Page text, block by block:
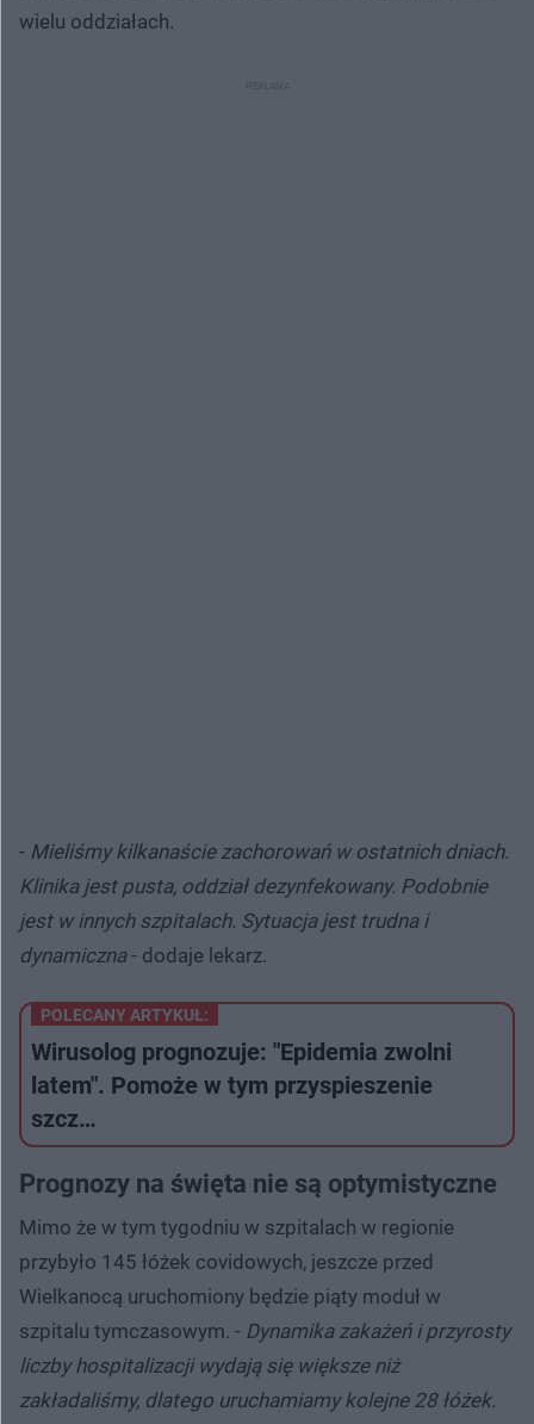
wielu oddziałach.
- Mieliśmy kilkanaście zachorowań w ostatnich dniach.
Klinika jest pusta, oddział dezynfekowany. Podobnie
jest w innych szpitalach. Sytuacja jest trudna i
dynamiczna- dodaje lekarz.
POLECANY ARTYKUŁ:
Wirusolog prognozuje: "Epidemia zwolni
latem". Pomoże w tym przyspieszenie
szcz…
Prognozy na święta nie są optymistyczne
Mimo że w tym tygodniu w szpitalach w regionie
przybyło 145 łóżek covidowych, jeszcze przed
Wielkanocą uruchomiony będzie piąty moduł w
szpitalu tymczasowym. - Dynamika zakażeń i przyrosty
liczby hospitalizacji wydają się większe niż
zakładaliśmy, dlatego uruchamiamy kolejne 28 łóżek.